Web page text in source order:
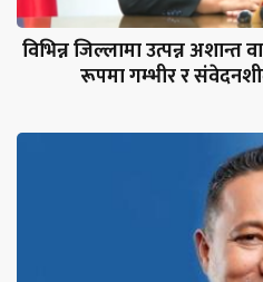
विभिन्न जिल्लामा उत्पन्न
रूपमा गम्भीर र